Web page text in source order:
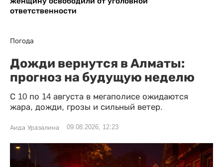
ответственности
Погода
Дожди вернутся в Алматы:
прогноз на будущую неделю
С 10 по 14 августа в мегаполисе ожидаются
жара, дожди, грозы и сильный ветер.
Аида Уразалина 09.08.2026, 12:23